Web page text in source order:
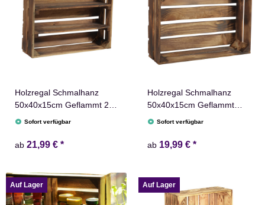
Holzregal Schmalhanz
50x40x15cm Geflammt 2x
langes Regal
Sofort verfügbar
ab 21,99 € *
Holzregal Schmalhanz
50x40x15cm Geflammt
Holzkiste
Sofort verfügbar
ab 19,99 € *
Auf Lager Auf Lager